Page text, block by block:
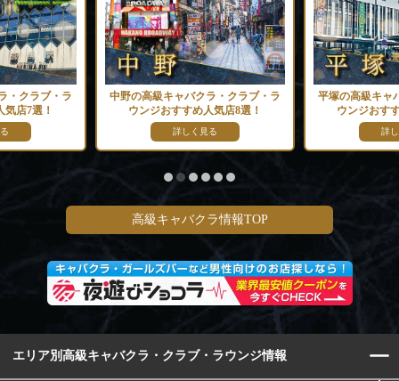
・クラブ・ラ
店7選！
中野の高級キャバクラ・クラブ・ラ
ウンジおすすめ人気店8選！
詳しく見る
平塚の高級キャ
ウンジおす
詳
高級キャバクラ情報TOP
エリア別高級キャバクラ・クラブ・ラウンジ情報